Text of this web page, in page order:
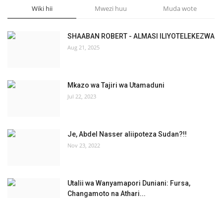
Wiki hii Mwezi huu Muda wote
SHAABAN ROBERT - ALMASI ILIYOTELEKEZWA
Aug 21, 2025
Mkazo wa Tajiri wa Utamaduni
Jul 22, 2023
Je, Abdel Nasser aliipoteza Sudan?!!
Nov 23, 2022
Utalii wa Wanyamapori Duniani: Fursa,
Changamoto na Athari...